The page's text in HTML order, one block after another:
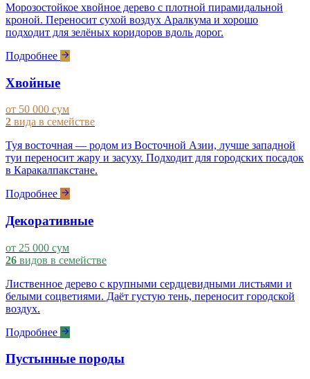
Морозостойкое хвойное дерево с плотной пирамидальной
кроной. Переносит сухой воздух Аралкума и хорошо
подходит для зелёных коридоров вдоль дорог.
Подробнее
Хвойные
от 50 000 сум
2 вида в семействе
Туя восточная — родом из Восточной Азии, лучше западной
туи переносит жару и засуху. Подходит для городских посадок
в Каракалпакстане.
Подробнее
Декоративные
от 25 000 сум
26 видов в семействе
Лиственное дерево с крупными сердцевидными листьями и
белыми соцветиями. Даёт густую тень, переносит городской
воздух.
Подробнее
Пустынные породы